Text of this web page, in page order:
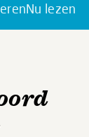
Nu lezen